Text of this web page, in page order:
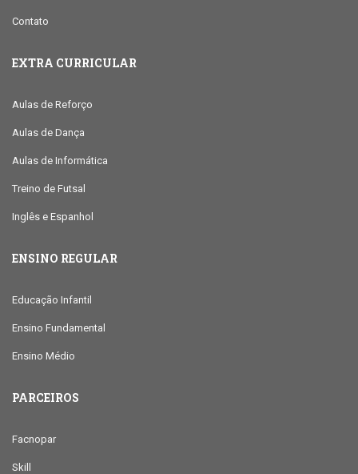
Contato
EXTRA CURRICULAR
Aulas de Reforço
Aulas de Dança
Aulas de Informática
Treino de Futsal
Inglês e Espanhol
ENSINO REGULAR
Educação Infantil
Ensino Fundamental
Ensino Médio
PARCEIROS
Facnopar
Skill